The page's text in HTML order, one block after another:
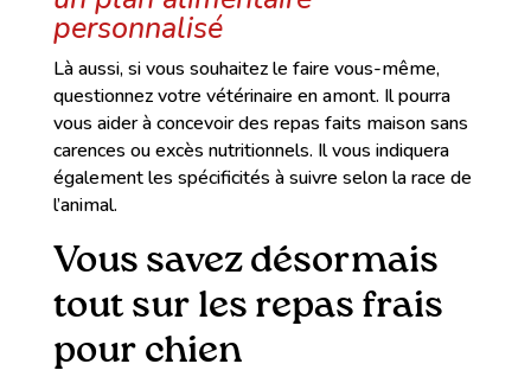
personnalisé
Là aussi, si vous souhaitez le faire vous-même,
questionnez votre vétérinaire en amont. Il pourra
vous aider à concevoir des repas faits maison sans
carences ou excès nutritionnels. Il vous indiquera
également les spécificités à suivre selon la race de
l’animal.
Vous savez désormais
tout sur les repas frais
pour chien